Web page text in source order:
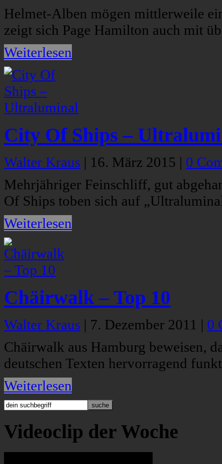
Helmet-Alben mögen mittlerweile
zeigt sich Page Hamilton auch mit
Weiterlesen
City Of Ships –
Walter Kraus | 16. März 2015 | 0
Mehrjähriger Feinschliff, gut
Of Ships toben sich auf
Weiterlesen
Chäirwalk – Top 10
Walter Kraus | 7. Dezember 2011 | 0
Chäirwalk aus Hamburg beweisen,
deutschen Texten hervorragend
Weiterlesen
Videoclip der Woche